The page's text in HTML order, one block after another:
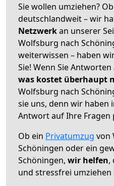
Sie wollen umziehen?
deutschlandweit – wir
Netzwerkan unserer
Wolfsburg nach
weiterwissen – haben
Sie! Wenn Sie
was kostet überhaupt
Wolfsburg nach
sie uns, denn wir haben
Antwort auf Ihre Fragen
Ob ein Privatumzug von
Schöningen oder ein
Schöningen, wir helfen,
und stressfrei umziehen